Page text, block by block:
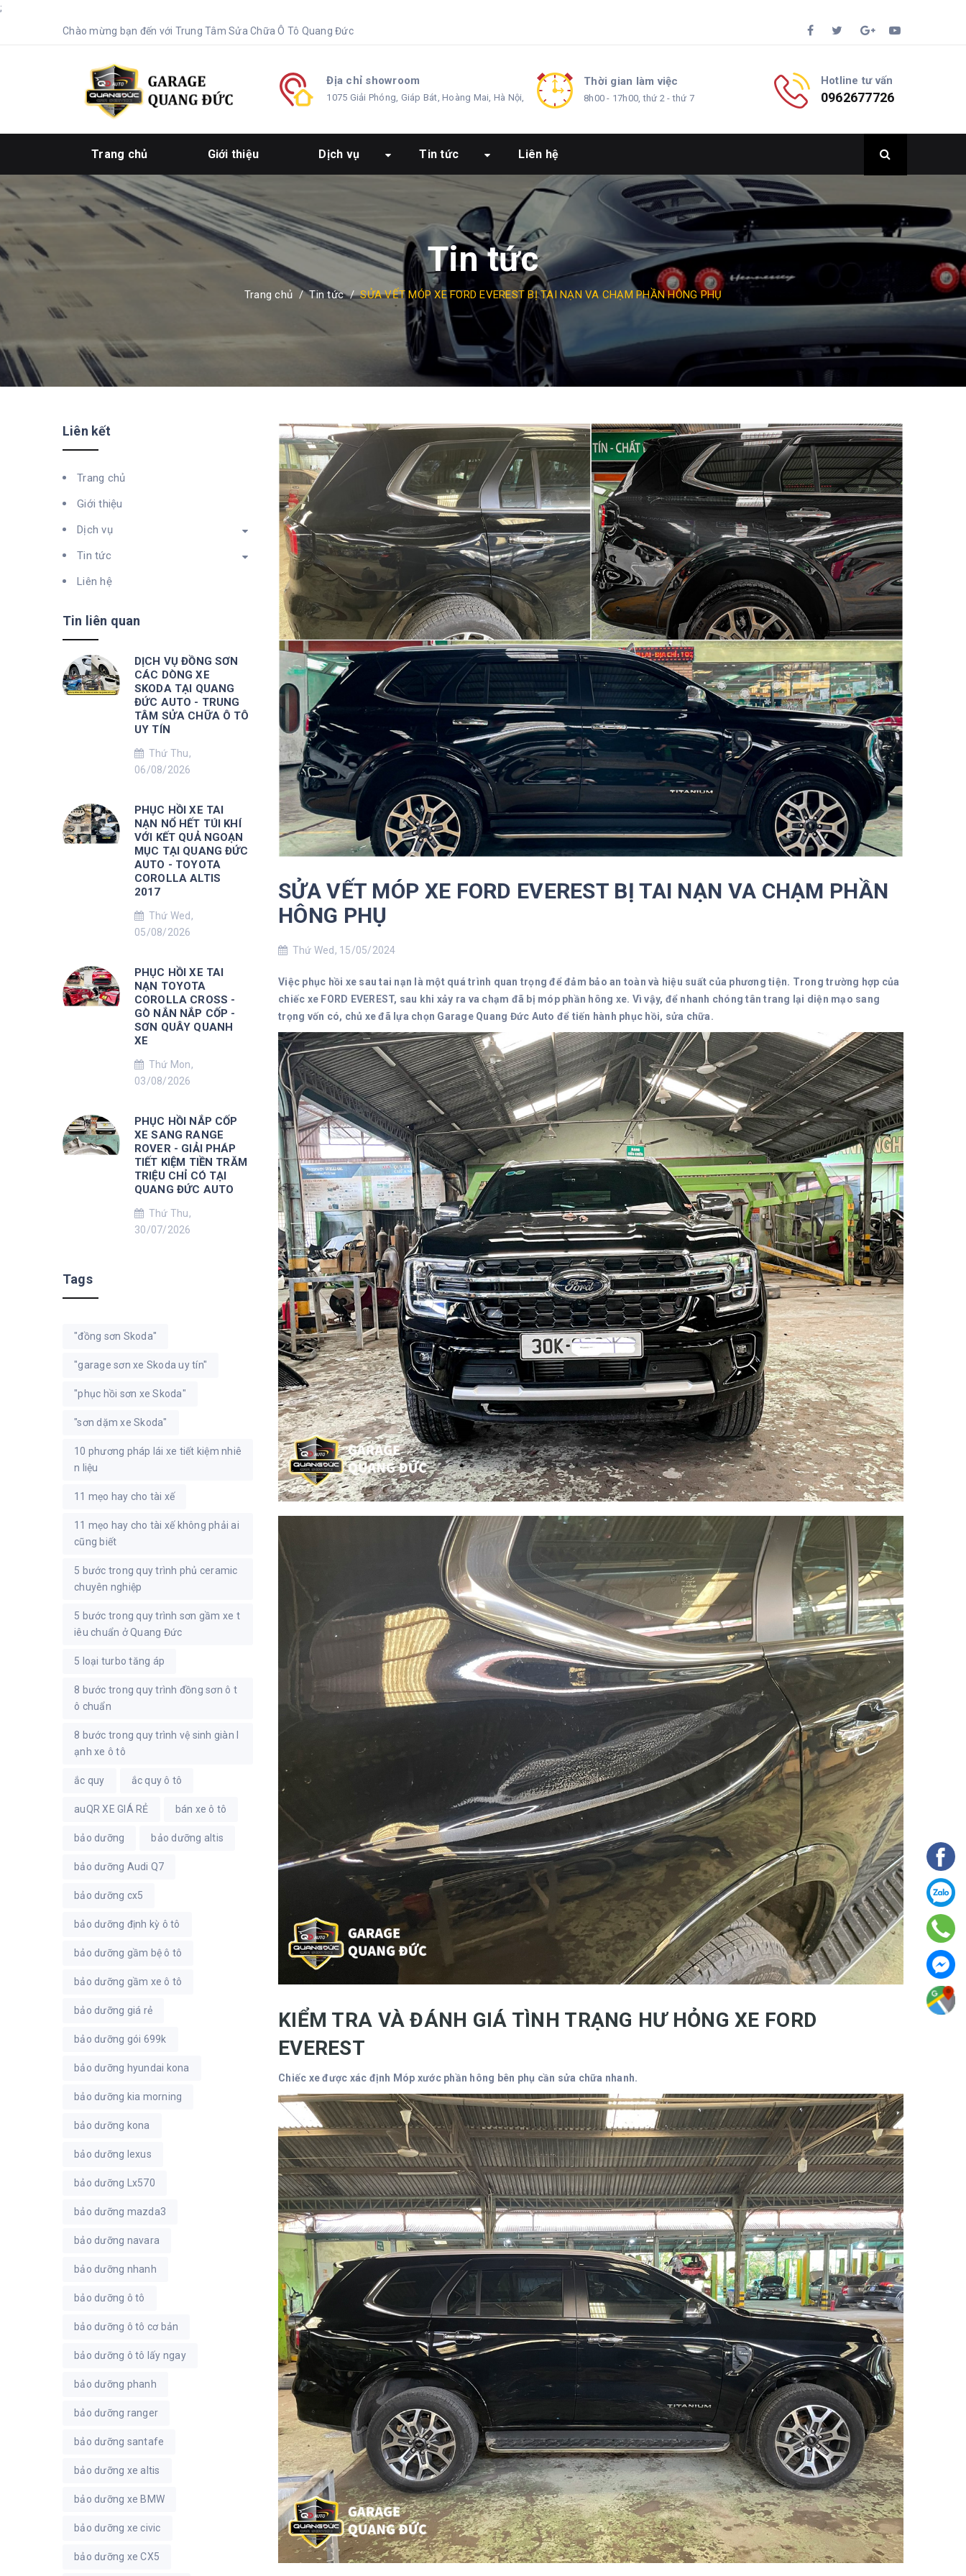
;
Chào mừng bạn đến với Trung Tâm Sửa Chữa Ô Tô Quang Đức
Địa chỉ showroom
1075 Giải Phóng, Giáp Bát, Hoàng Mai, Hà Nội,
Thời gian làm việc
8h00 - 17h00, thứ 2 - thứ 7
Hotline tư vấn
0962677726
Trang chủ Giới thiệu Dịch vụ Tin tức Liên hệ
Tin tức
Trang chủ / Tin tức / SỬA VẾT MÓP XE FORD EVEREST BỊ TAI NẠN VA CHẠM PHẦN HÔNG PHỤ
SỬA VẾT MÓP XE FORD EVEREST BỊ TAI NẠN VA CHẠM PHẦN
HÔNG PHỤ
Thứ Wed, 15/05/2024
Việc phục hồi xe sau tai nạn là một quá trình quan trọng để đảm bảo an toàn và hiệu suất của phương tiện. Trong trường hợp của
chiếc xe FORD EVEREST, sau khi xảy ra va chạm đã bị móp phần hông xe. Vì vậy, để nhanh chóng tân trang lại diện mạo sang
trọng vốn có, chủ xe đã lựa chọn Garage Quang Đức Auto để tiến hành phục hồi, sửa chữa.
KIỂM TRA VÀ ĐÁNH GIÁ TÌNH TRẠNG HƯ HỎNG XE FORD
EVEREST
Chiếc xe được xác định Móp xước phần hông bên phụ cần sửa chữa nhanh.
Liên kết
Trang chủ
Giới thiệu
Dịch vụ
Tin tức
Liên hệ
Tin liên quan
DỊCH VỤ ĐỒNG SƠN
CÁC DÒNG XE
SKODA TẠI QUANG
ĐỨC AUTO - TRUNG
TÂM SỬA CHỮA Ô TÔ
UY TÍN
Thứ Thu,
06/08/2026
PHỤC HỒI XE TAI
NẠN NỔ HẾT TÚI KHÍ
VỚI KẾT QUẢ NGOẠN
MỤC TẠI QUANG ĐỨC
AUTO - TOYOTA
COROLLA ALTIS
2017
Thứ Wed,
05/08/2026
PHỤC HỒI XE TAI
NẠN TOYOTA
COROLLA CROSS -
GÒ NẮN NẮP CỐP -
SƠN QUÂY QUANH
XE
Thứ Mon,
03/08/2026
PHỤC HỒI NẮP CỐP
XE SANG RANGE
ROVER - GIẢI PHÁP
TIẾT KIỆM TIỀN TRĂM
TRIỆU CHỈ CÓ TẠI
QUANG ĐỨC AUTO
Thứ Thu,
30/07/2026
Tags
"đồng sơn Skoda"
"garage sơn xe Skoda uy tín"
"phục hồi sơn xe Skoda"
"sơn dặm xe Skoda"
10 phương pháp lái xe tiết kiệm nhiê
n liệu
11 mẹo hay cho tài xế
11 mẹo hay cho tài xế không phải ai
cũng biết
5 bước trong quy trình phủ ceramic
chuyên nghiệp
5 bước trong quy trình sơn gầm xe t
iêu chuẩn ở Quang Đức
5 loại turbo tăng áp
8 bước trong quy trình đồng sơn ô t
ô chuẩn
8 bước trong quy trình vệ sinh giàn l
ạnh xe ô tô
ắc quy ắc quy ô tô
auQR XE GIÁ RẺ bán xe ô tô
bảo dưỡng bảo dưỡng altis
bảo dưỡng Audi Q7
bảo dưỡng cx5
bảo dưỡng định kỳ ô tô
bảo dưỡng gầm bệ ô tô
bảo dưỡng gầm xe ô tô
bảo dưỡng giá rẻ
bảo dưỡng gói 699k
bảo dưỡng hyundai kona
bảo dưỡng kia morning
bảo dưỡng kona
bảo dưỡng lexus
bảo dưỡng Lx570
bảo dưỡng mazda3
bảo dưỡng navara
bảo dưỡng nhanh
bảo dưỡng ô tô
bảo dưỡng ô tô cơ bản
bảo dưỡng ô tô lấy ngay
bảo dưỡng phanh
bảo dưỡng ranger
bảo dưỡng santafe
bảo dưỡng xe altis
bảo dưỡng xe BMW
bảo dưỡng xe civic
bảo dưỡng xe CX5